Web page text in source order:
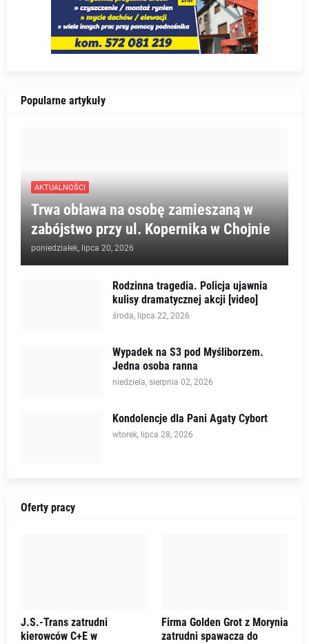
Popularne artykuły
AKTUALNOŚCI
Trwa obława na osobę zamieszaną w
zabójstwo przy ul. Kopernika w Chojnie
poniedziałek, lipca 20, 2026
Rodzinna tragedia. Policja ujawnia
kulisy dramatycznej akcji [video]
środa, lipca 22, 2026
Wypadek na S3 pod Myśliborzem.
Jedna osoba ranna
niedziela, sierpnia 02, 2026
Kondolencje dla Pani Agaty Cybort
wtorek, lipca 28, 2026
Oferty pracy
J.S.-Trans zatrudni
kierowców C+E w
Firma Golden Grot z Morynia
zatrudni spawacza do